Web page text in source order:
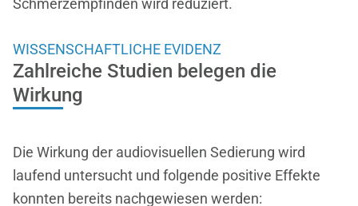
Schmerzempfinden wird reduziert.
WISSENSCHAFTLICHE EVIDENZ
Zahlreiche Studien belegen die
Wirkung
Die Wirkung der audiovisuellen Sedierung wird
laufend untersucht und folgende positive Effekte
konnten bereits nachgewiesen werden: